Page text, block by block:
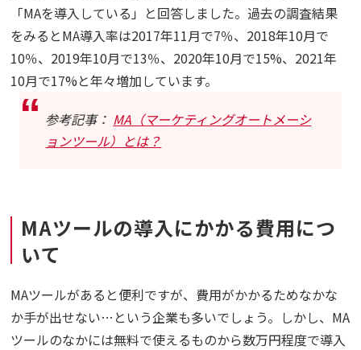
「MAを導入している」と回答しました。過去の調査結果
をみるとMA導入率は2017年11月で7％、2018年10月で
10％、2019年10月で13％、2020年10月で15%、2021年
10月で17%と年々増加しています。
参考記事： MA（マーケティングオートメーシ
ョンツール）とは？
MAツールの導入にかかる費用につ
いて
MAツールがあると便利ですが、費用がかかるためなかな
か手が出せない…という企業も多いでしょう。しかし、MA
ツールのなかには無料で使えるものから数万円程度で導入